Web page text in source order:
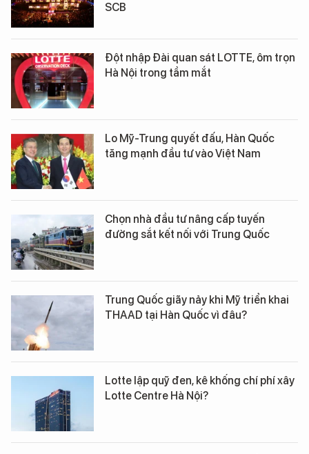
SCB
Đột nhập Đài quan sát LOTTE, ôm trọn
Hà Nội trong tầm mắt
Lo Mỹ-Trung quyết đấu, Hàn Quốc
tăng mạnh đầu tư vào Việt Nam
Chọn nhà đầu tư nâng cấp tuyến
đường sắt kết nối với Trung Quốc
Trung Quốc giãy nảy khi Mỹ triển khai
THAAD tại Hàn Quốc vì đâu?
Lotte lập quỹ đen, kê khống chí phí xây
Lotte Centre Hà Nội?